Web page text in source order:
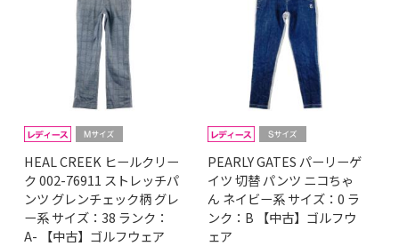
HEAL CREEK ヒールクリー
ク 002-76911 ストレッチパ
ンツ グレンチェック柄 グレ
ー系 サイズ：38 ランク：
A- 【中古】ゴルフウェア
PEARLY GATES パーリーゲ
イツ 切替 パンツ ニコちゃ
ん ネイビー系 サイズ：0 ラ
ンク：B 【中古】ゴルフウ
ェア